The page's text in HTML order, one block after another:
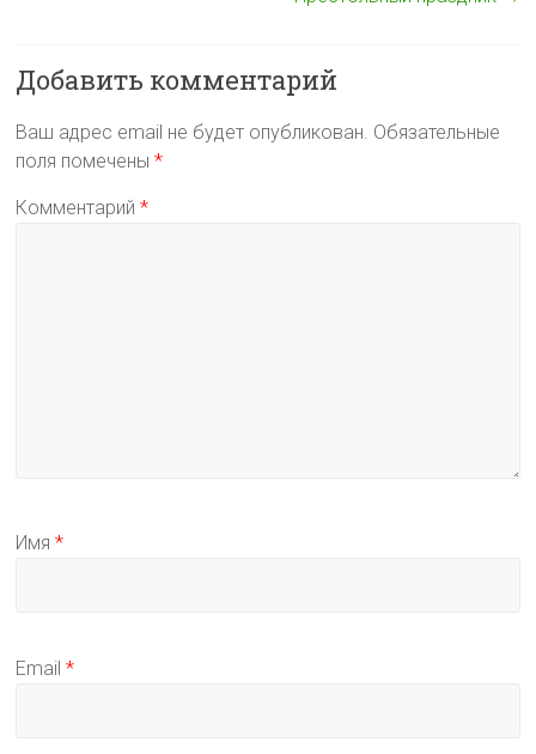
iт
ь
Добавить комментарий
Ваш адрес email не будет опубликован. Обязательные
поля помечены*
Комментарий*
Имя*
Email*